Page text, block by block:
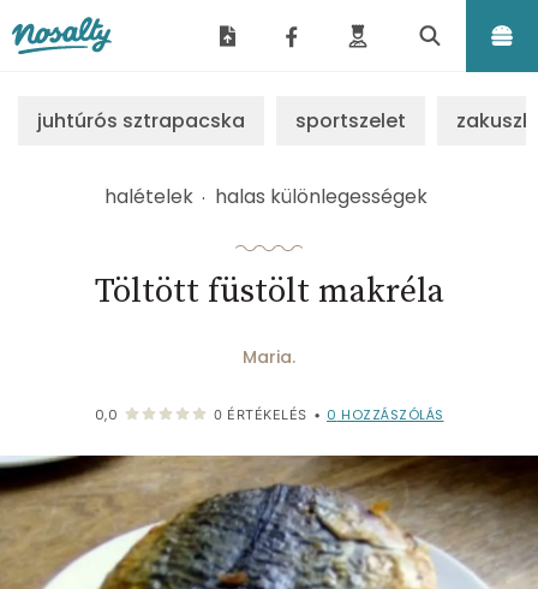
juhtúrós sztrapacska sportszelet
halételek halas különlegességek
Töltött füstölt makréla
Maria.
0,0 0 ÉRTÉKELÉS • 0 HOZZÁSZÓLÁS